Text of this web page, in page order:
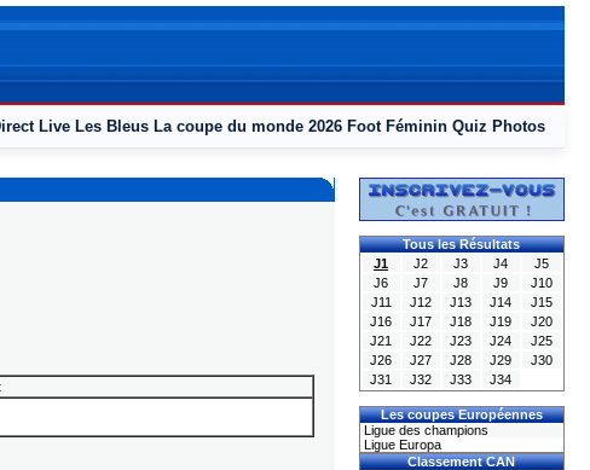
Live Les Bleus La coupe du monde 2026 Foot Féminin Quiz Photos
Tous les Résultats
J1
J2 J3 J4
J5
J6
J7 J8 J9
J10
J11
J12 J13 J14
J15
J16
J17 J18 J19
J20
J21
J22 J23 J24
J25
J26
J27 J28 J29
J30
J31
J32 J33 J34
Les coupes Européennes
Ligue des champions
Ligue Europa
Classement CAN